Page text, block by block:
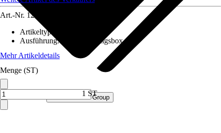
Verkauf durch: Procommerce Group
Art.-Nr. 12551673
Artikeltyp
Ausführung:
Aufbewahrungsbox
Mehr Artikeldetails
Menge (ST)
1 ST